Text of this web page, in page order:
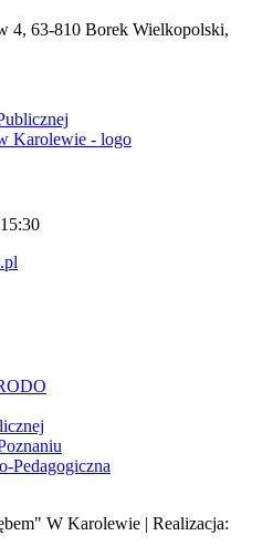
4, 63-810 Borek Wielkopolski,
Pedagogiczna
W Karolewie | Realizacja: